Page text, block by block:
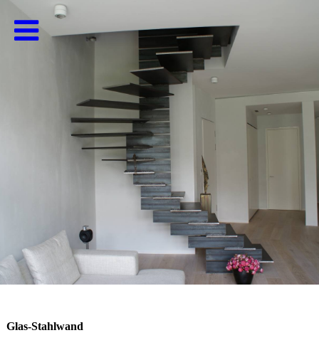
Glas-Stahlwand